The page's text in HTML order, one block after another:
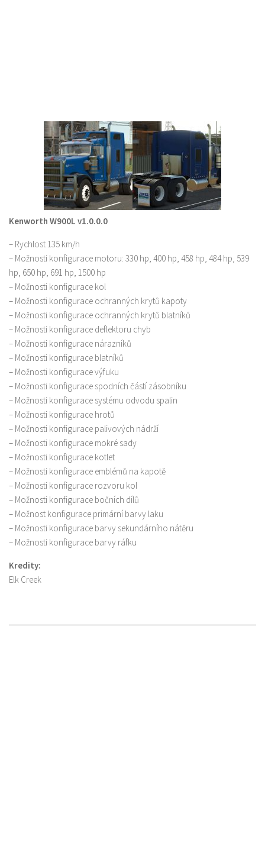
Kenworth W900L v1.0.0.0
– Rychlost 135 km/h
– Možnosti konfigurace motoru: 330 hp, 400 hp, 458 hp, 484 hp, 539
hp, 650 hp, 691 hp, 1500 hp
– Možnosti konfigurace kol
– Možnosti konfigurace ochranných krytů kapoty
– Možnosti konfigurace ochranných krytů blatníků
– Možnosti konfigurace deflektoru chyb
– Možnosti konfigurace nárazníků
– Možnosti konfigurace blatníků
– Možnosti konfigurace výfuku
– Možnosti konfigurace spodních částí zásobníku
– Možnosti konfigurace systému odvodu spalin
– Možnosti konfigurace hrotů
– Možnosti konfigurace palivových nádrží
– Možnosti konfigurace mokré sady
– Možnosti konfigurace kotlet
– Možnosti konfigurace emblémů na kapotě
– Možnosti konfigurace rozvoru kol
– Možnosti konfigurace bočních dílů
– Možnost konfigurace primární barvy laku
– Možnosti konfigurace barvy sekundárního nátěru
– Možnosti konfigurace barvy ráfku
Kredity:
Elk Creek